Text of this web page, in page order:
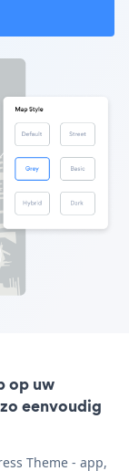
op uw
eenvoudig
Theme - app,